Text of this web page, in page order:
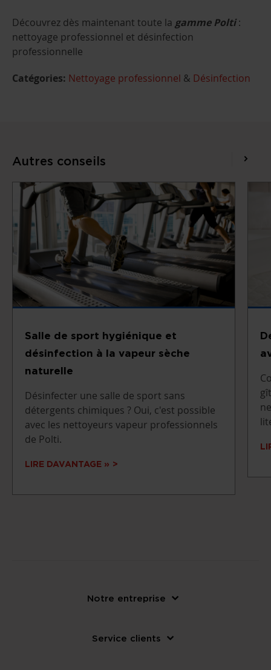
Découvrez dès maintenant toute la gamme Polti :
nettoyage professionnel et désinfection
professionnelle
Catégories: Nettoyage professionnel & Désinfection
Autres conseils
Salle de sport hygiénique et
désinfection à la vapeur sèche
naturelle
Désinfecter une salle de sport sans
détergents chimiques ? Oui, c'est possible
avec les nettoyeurs vapeur professionnels
de Polti.
LIRE DAVANTAGE »
Notre entreprise
Service clients